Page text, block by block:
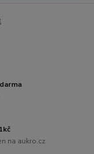
na aukro.cz